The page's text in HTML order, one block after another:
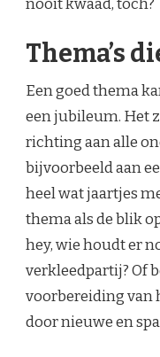
nooit kwaad, toch?
Thema’s
Een goed thema
een jubileum. Het
richting aan alle
bijvoorbeeld aan
heel wat jaartjes
thema als de blik
hey, wie houdt er
verkleedpartij? Of
voorbereiding van
door nieuwe en